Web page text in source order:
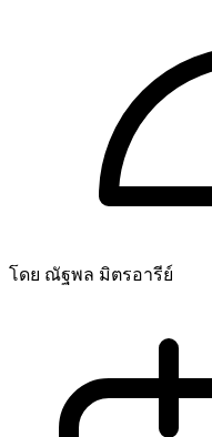
โดย ณัฐพล มิตรอารีย์